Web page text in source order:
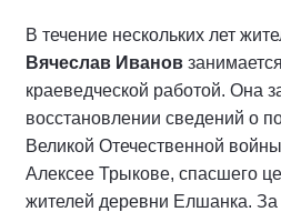
В течение нескольких лет
Вячеслав Иванов
краеведческой работой. Она
восстановлении сведений о
Великой Отечественной
Алексее Трыкове, спасшего
жителей деревни Елшанка.